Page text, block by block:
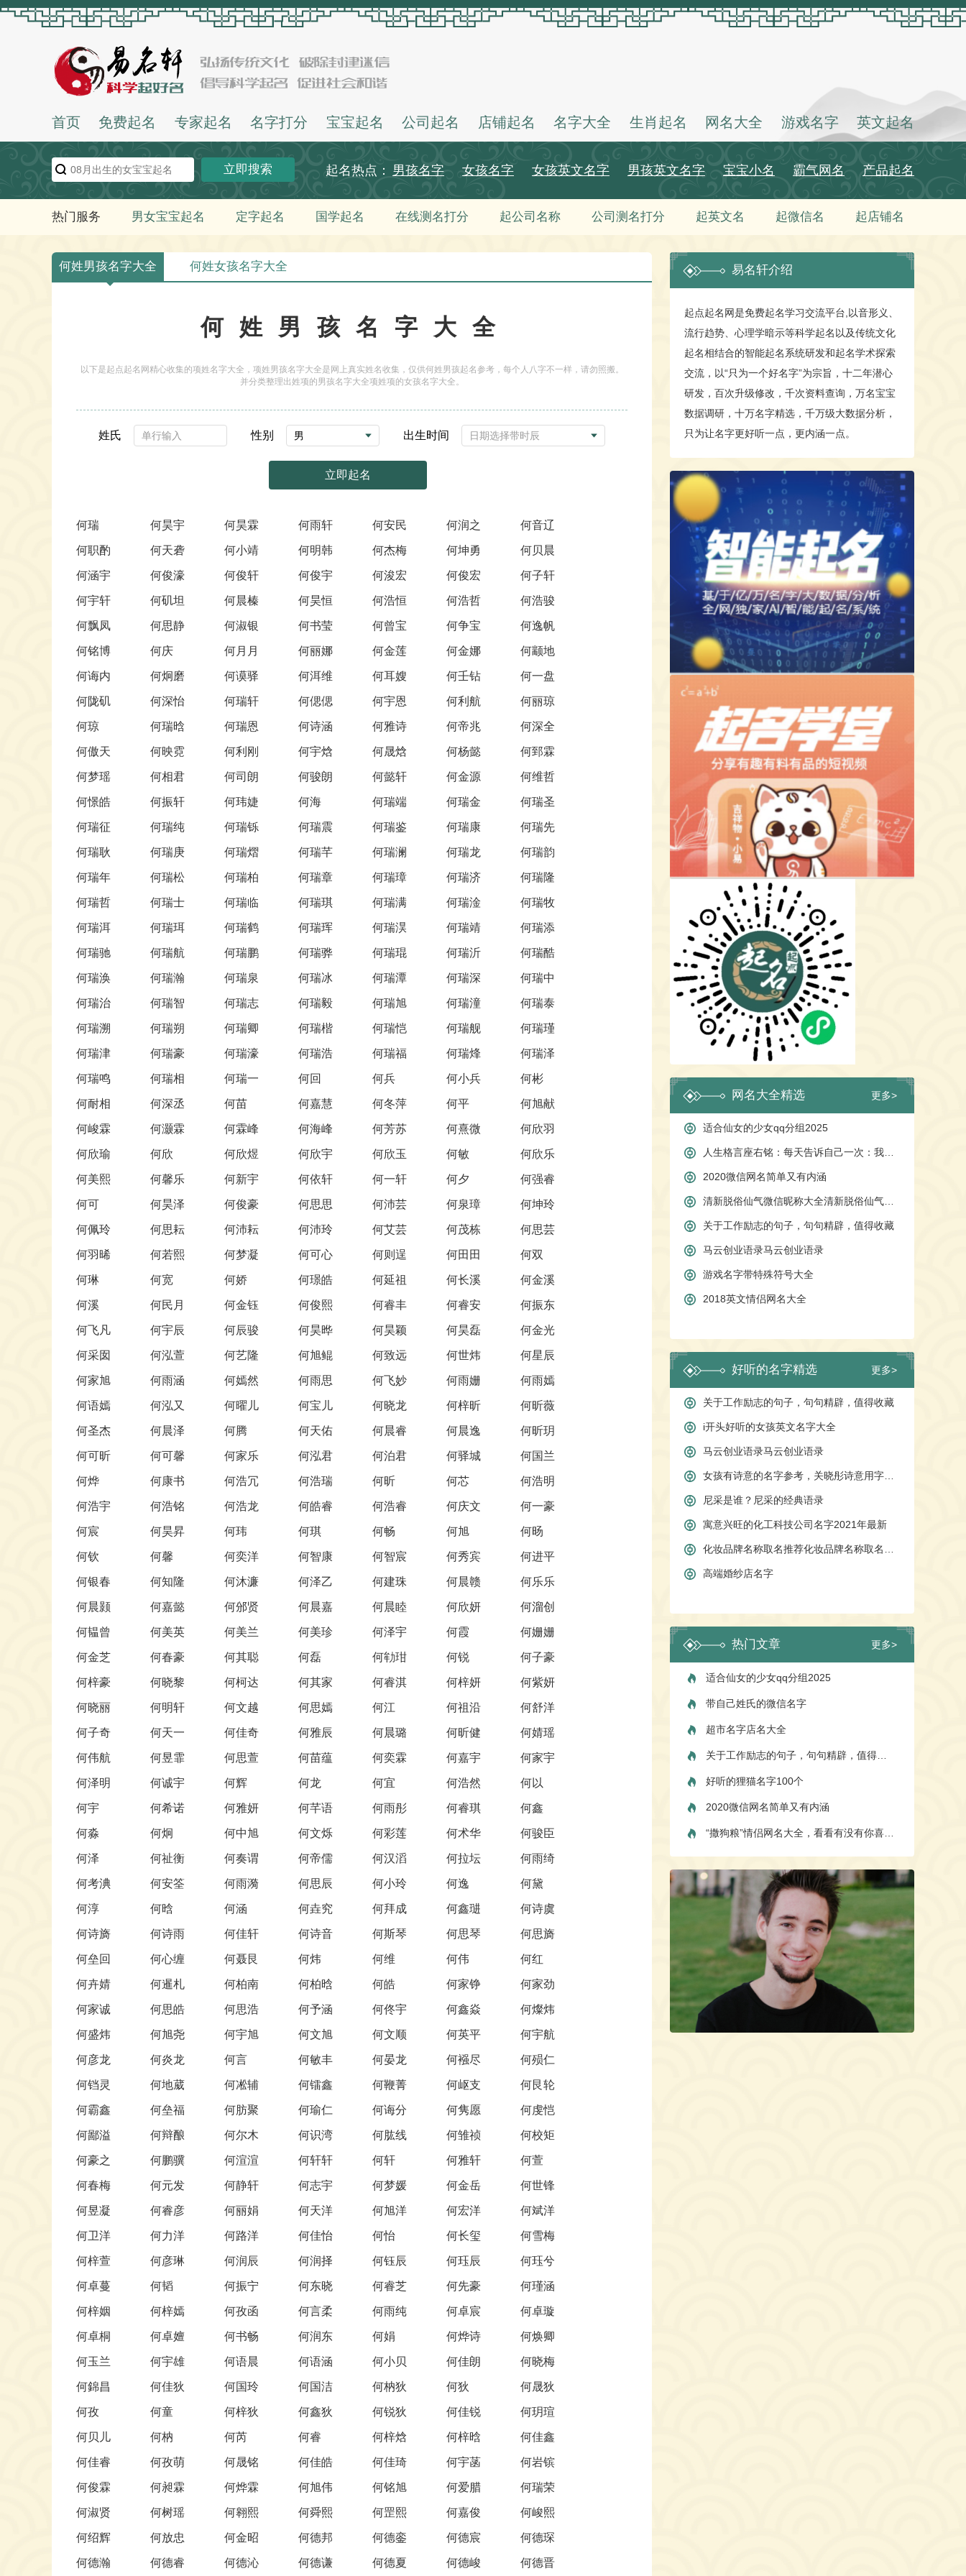
首页 免费起名 专家起名 名字打分 宝宝起名 公司起名 店铺起名 名字大全 生肖起名 网名大全 游戏名字 英文起名
立即搜索 起名热点： 男孩名字 女孩名字 女孩英文名字 男孩英文名字 宝宝小名 霸气网名 产品起名
热门服务 男女宝宝起名 定字起名 国学起名 在线测名打分 起公司名称 公司测名打分 起英文名 起微信名 起店铺名
何姓男孩名字大全 何姓女孩名字大全
何姓男孩名字大全
以下是起点起名网精心收集的项姓名字大全，项姓男孩名字大全是网上真实姓名收集，仅供何姓男孩起名参考，每个人八字不一样，请勿照搬。
并分类整理出姓项的男孩名字大全项姓项的女孩名字大全。
姓氏 性别 出生时间
立即起名
何瑞 何昊宇 何昊霖 何雨轩 何安民 何润之 何音辽
何职酌 何天砻 何小靖 何明韩 何杰梅 何坤勇 何贝晨
何涵宇 何俊濠 何俊轩 何俊宇 何浚宏 何俊宏 何子轩
何宇轩 何矶坦 何晨榛 何昊恒 何浩恒 何浩哲 何浩骏
何飘凤 何思静 何淑银 何书莹 何曾宝 何争宝 何逸帆
何铭博 何庆 何月月 何丽娜 何金莲 何金娜 何颛地
何诲内 何炯磨 何谟驿 何洱维 何耳嫂 何壬钻 何一盘
何陇矶 何深怡 何瑞轩 何偲偲 何宇恩 何利航 何丽琼
何琼 何瑞晗 何瑞恩 何诗涵 何雅诗 何帝兆 何深全
何傲天 何映霓 何利刚 何宇焓 何晟焓 何杨懿 何郅霖
何梦瑶 何相君 何司朗 何骏朗 何懿轩 何金源 何维哲
何憬皓 何振轩 何玮婕 何海 何瑞端 何瑞金 何瑞圣
何瑞征 何瑞纯 何瑞铄 何瑞震 何瑞鉴 何瑞康 何瑞先
何瑞耿 何瑞庚 何瑞熠 何瑞芊 何瑞澜 何瑞龙 何瑞韵
何瑞年 何瑞松 何瑞柏 何瑞章 何瑞璋 何瑞济 何瑞隆
何瑞哲 何瑞士 何瑞临 何瑞琪 何瑞满 何瑞淦 何瑞牧
何瑞洱 何瑞珥 何瑞鹤 何瑞珲 何瑞淏 何瑞靖 何瑞添
何瑞驰 何瑞航 何瑞鹏 何瑞骅 何瑞琨 何瑞沂 何瑞酷
何瑞涣 何瑞瀚 何瑞泉 何瑞冰 何瑞潭 何瑞深 何瑞中
何瑞治 何瑞智 何瑞志 何瑞毅 何瑞旭 何瑞潼 何瑞泰
何瑞溯 何瑞朔 何瑞卿 何瑞楷 何瑞恺 何瑞舰 何瑞瑾
何瑞津 何瑞豪 何瑞濠 何瑞浩 何瑞福 何瑞烽 何瑞泽
何瑞鸣 何瑞相 何瑞一 何回 何兵 何小兵 何彬
何耐相 何深丞 何苗 何嘉慧 何冬萍 何平 何旭献
何峻霖 何灏霖 何霖峰 何海峰 何芳苏 何熹微 何欣羽
何欣瑜 何欣 何欣煜 何欣宇 何欣玉 何敏 何欣乐
何美熙 何馨乐 何新宇 何依轩 何一轩 何夕 何强睿
何可 何昊泽 何俊豪 何思思 何沛芸 何泉璋 何坤玲
何佩玲 何思耘 何沛耘 何沛玲 何艾芸 何茂栋 何思芸
何羽晞 何若熙 何梦凝 何可心 何则逞 何田田 何双
何琳 何宽 何娇 何璟皓 何延祖 何长溪 何金溪
何溪 何民月 何金钰 何俊熙 何睿丰 何睿安 何振东
何飞凡 何宇辰 何辰骏 何昊晔 何昊颖 何昊磊 何金光
何采囡 何泓萱 何艺隆 何旭鲲 何致远 何世炜 何星辰
何家旭 何雨涵 何嫣然 何雨思 何飞妙 何雨姗 何雨嫣
何语嫣 何泓又 何曜儿 何宝儿 何晓龙 何梓昕 何昕薇
何圣杰 何晨泽 何腾 何天佑 何晨睿 何晨逸 何昕玥
何可昕 何可馨 何家乐 何泓君 何泊君 何驿城 何国兰
何烨 何康书 何浩冗 何浩瑞 何昕 何芯 何浩明
何浩宇 何浩铭 何浩龙 何皓睿 何浩睿 何庆文 何一豪
何宸 何昊昇 何玮 何琪 何畅 何旭 何旸
何钦 何馨 何奕洋 何智康 何智宸 何秀宾 何进平
何银春 何知隆 何沐濂 何泽乙 何建珠 何晨赣 何乐乐
何晨颢 何嘉懿 何邠贤 何晨嘉 何晨睦 何欣妍 何溜创
何韫曾 何美英 何美兰 何美珍 何泽宇 何霞 何姗姗
何金芝 何春豪 何其聪 何磊 何劺玵 何锐 何子豪
何梓豪 何晓黎 何柯达 何其家 何睿淇 何梓妍 何紫妍
何晓丽 何明轩 何文越 何思嫣 何江 何祖沿 何舒洋
何子奇 何天一 何佳奇 何雅辰 何晨璐 何昕健 何婧瑶
何伟航 何昱霏 何思萱 何苗蕴 何奕霖 何嘉宇 何家宇
何泽明 何诚宇 何辉 何龙 何宜 何浩然 何以
何宇 何希诺 何雅妍 何芊语 何雨彤 何睿琪 何鑫
何淼 何炯 何中旭 何文烁 何彩莲 何术华 何骏臣
何泽 何祉衡 何奏谓 何帝儒 何汉滔 何拉坛 何雨绮
何考淟 何安筌 何雨漪 何思辰 何小玲 何逸 何黛
何淳 何晗 何涵 何垚究 何拜成 何鑫琎 何诗虞
何诗旖 何诗雨 何佳轩 何诗音 何斯琴 何思琴 何思旖
何垒回 何心缠 何聂艮 何炜 何维 何伟 何红
何卉婧 何暹札 何柏南 何柏晗 何皓 何家铮 何家劲
何家诚 何思皓 何思浩 何予涵 何佟宇 何鑫焱 何燦炜
何盛炜 何旭尧 何宇旭 何文旭 何文顺 何英平 何宇航
何彦龙 何炎龙 何言 何敏丰 何晏龙 何襁尽 何殒仁
何铛灵 何地葳 何凇辅 何镭鑫 何鞭菁 何岖支 何艮轮
何霸鑫 何垒福 何肪聚 何瑜仁 何诲分 何隽愿 何虔恺
何鄙溢 何辩酿 何尔木 何识湾 何肱线 何雏祯 何校矩
何豪之 何鹏骥 何渲渲 何轩轩 何轩 何雅轩 何萱
何春梅 何元发 何静轩 何志宇 何梦媛 何金岳 何世锋
何昱凝 何睿彦 何丽娟 何天洋 何旭洋 何宏洋 何斌洋
何卫洋 何力洋 何路洋 何佳怡 何怡 何长玺 何雪梅
何梓萱 何彦琳 何润辰 何润择 何钰辰 何珏辰 何珏兮
何卓蔓 何韬 何振宁 何东晓 何睿芝 何先豪 何瑾涵
何梓姻 何梓嫣 何孜函 何言柔 何雨纯 何卓宸 何卓璇
何卓桐 何卓嬗 何书畅 何润东 何娟 何烨诗 何焕卿
何玉兰 何宇雄 何语晨 何语涵 何小贝 何佳朗 何晓梅
何錦昌 何佳狄 何国玲 何国洁 何枘狄 何狄 何晟狄
何孜 何童 何梓狄 何鑫狄 何锐狄 何佳锐 何玥瑄
何贝儿 何枘 何芮 何睿 何梓焓 何梓晗 何佳鑫
何佳睿 何孜萌 何晟铭 何佳皓 何佳琦 何宇菡 何岩镔
何俊霖 何昶霖 何烨霖 何旭伟 何铭旭 何爱腊 何瑞荣
何淑贤 何树瑶 何翱熙 何舜熙 何罡熙 何嘉俊 何峻熙
何绍辉 何放忠 何金昭 何德邦 何德銮 何德宸 何德琛
何德瀚 何德睿 何德沁 何德谦 何德夏 何德峻 何德晋
易名轩介绍
起点起名网是免费起名学习交流平台,以音形义、
流行趋势、心理学暗示等科学起名以及传统文化
起名相结合的智能起名系统研发和起名学术探索
交流，以“只为一个好名字”为宗旨，十二年潜心
研发，百次升级修改，千次资料查询，万名宝宝
数据调研，十万名字精选，千万级大数据分析，
只为让名字更好听一点，更内涵一点。
网名大全精选 更多>
适合仙女的少女qq分组2025
人生格言座右铭：每天告诉自己一次：我真的很不错
2020微信网名简单又有内涵
清新脱俗仙气微信昵称大全清新脱俗仙气微信昵称大全
关于工作励志的句子，句句精辟，值得收藏
马云创业语录马云创业语录
游戏名字带特殊符号大全
2018英文情侣网名大全
好听的名字精选 更多>
关于工作励志的句子，句句精辟，值得收藏
i开头好听的女孩英文名字大全
马云创业语录马云创业语录
女孩有诗意的名字参考，关晓彤诗意用字，袁姗姗诗意用字
尼采是谁？尼采的经典语录
寓意兴旺的化工科技公司名字2021年最新
化妆品牌名称取名推荐化妆品牌名称取名注意事项
高端婚纱店名字
热门文章 更多>
适合仙女的少女qq分组2025
带自己姓氏的微信名字
超市名字店名大全
关于工作励志的句子，句句精辟，值得收藏
好听的狸猫名字100个
2020微信网名简单又有内涵
“撒狗粮”情侣网名大全，看看有没有你喜欢的